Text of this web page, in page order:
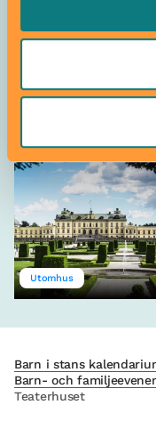
Utomhus
Barn i stans
Barn- och
Teaterhuset